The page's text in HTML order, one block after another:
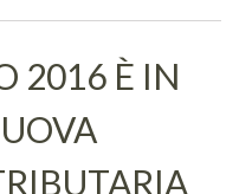
2016 È IN